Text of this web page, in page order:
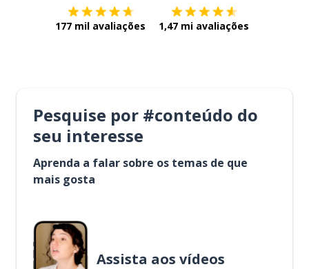
177 mil avaliações 1,47 mi avaliações
Pesquise por #conteúdo do
seu interesse
Aprenda a falar sobre os temas de que
mais gosta
Assista aos vídeos